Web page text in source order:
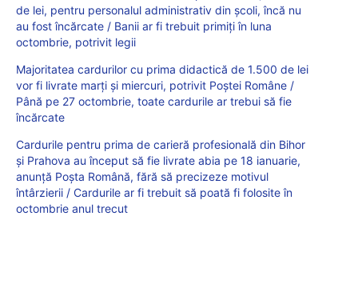
de lei, pentru personalul administrativ din școli, încă nu
au fost încărcate / Banii ar fi trebuit primiți în luna
octombrie, potrivit legii
Majoritatea cardurilor cu prima didactică de 1.500 de lei
vor fi livrate marți și miercuri, potrivit Poștei Române /
Până pe 27 octombrie, toate cardurile ar trebui să fie
încărcate
Cardurile pentru prima de carieră profesională din Bihor
și Prahova au început să fie livrate abia pe 18 ianuarie,
anunță Poșta Română, fără să precizeze motivul
întârzierii / Cardurile ar fi trebuit să poată fi folosite în
octombrie anul trecut